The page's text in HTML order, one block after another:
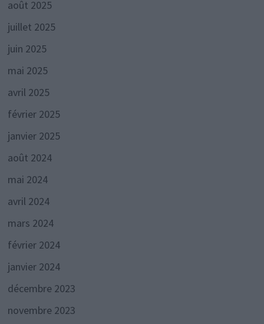
août 2025
juillet 2025
juin 2025
mai 2025
avril 2025
février 2025
janvier 2025
août 2024
mai 2024
avril 2024
mars 2024
février 2024
janvier 2024
décembre 2023
novembre 2023